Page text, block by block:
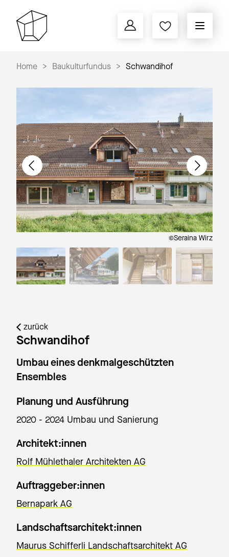
Home Baukulturfundus Schwandihof
©Seraina Wirz
zurück
Schwandihof
Umbau eines denkmalgeschützten
Ensembles
Planung und Ausführung
2020 - 2024 Umbau und Sanierung
Architekt:innen
Rolf Mühlethaler Architekten AG
Auftraggeber:innen
Bernapark AG
Landschaftsarchitekt:innen
Maurus Schifferli Landschaftsarchitekt AG